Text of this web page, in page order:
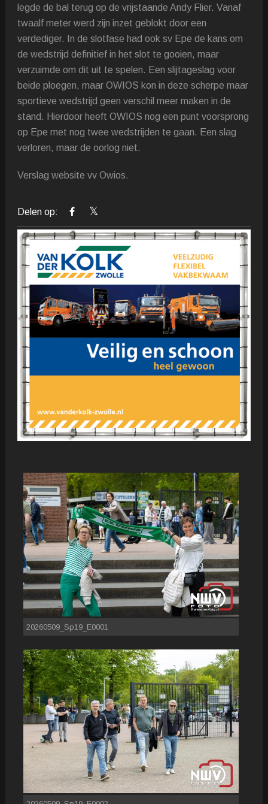
legde de bal terug op de vrijstaande Andy Flier. Vanaf
twaalf meter werd zijn inzet geblokt door een
verdediger. In de slotfase had ook sv Epe de kans om
de wedstrijd definitief in het slot te gooien, maar
verzuimde om dit uit te spelen. Een slijtageslag voor
beide ploegen, maar OWIOS kon in deze scherpe maar
sportieve wedstrijd geen verschil meer maken in de
stand. Hierdoor heeft OWIOS nog een punt voorsprong
op Epe met nog twee wedstrijden te gaan. Een slag
verloren, maar de oorlog niet.
Verslag website vv Owios.
Delen op:
20260509_Sp19_E0001